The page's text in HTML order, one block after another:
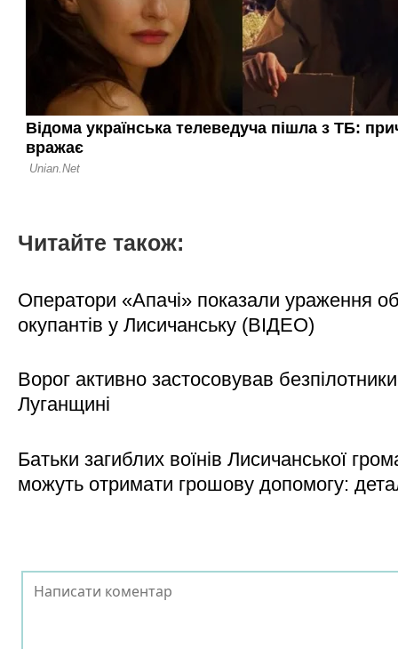
Читайте також:
Оператори «Апачі» показали ураження
окупантів у Лисичанську (ВІДЕО)
Ворог активно застосовував
Луганщині
Батьки загиблих воїнів Лисичанської
можуть отримати грошову допомогу: